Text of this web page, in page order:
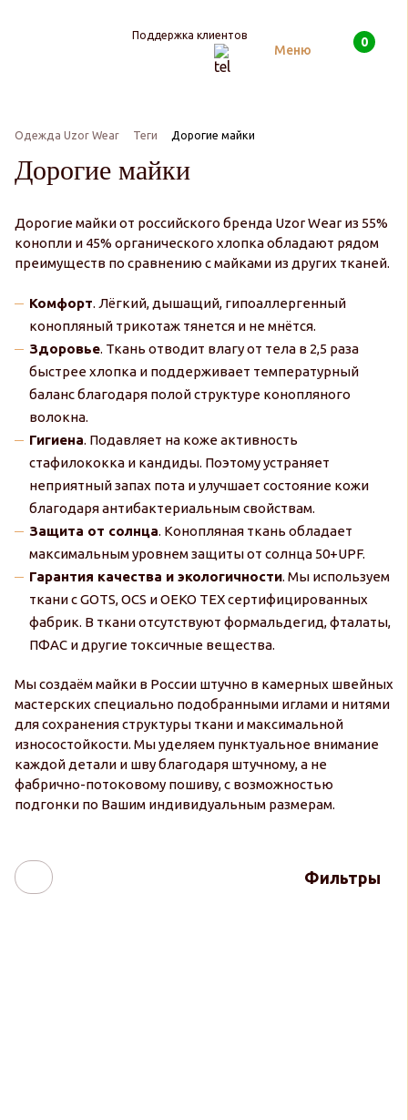
Поддержка клиентов
Меню
Поиск 0
Одежда Uzor Wear Теги Дорогие майки
Дорогие майки
Дорогие майки от российского бренда Uzor Wear из 55%
конопли и 45% органического хлопка обладают рядом
преимуществ по сравнению с майками из других тканей.
Комфорт. Лёгкий, дышащий, гипоаллергенный
конопляный трикотаж тянется и не мнётся.
Здоровье. Ткань отводит влагу от тела в 2,5 раза
быстрее хлопка и поддерживает температурный
баланс благодаря полой структуре конопляного
волокна.
Гигиена. Подавляет на коже активность
стафилококка и кандиды. Поэтому устраняет
неприятный запах пота и улучшает состояние кожи
благодаря антибактериальным свойствам.
Защита от солнца. Конопляная ткань обладает
максимальным уровнем защиты от солнца 50+UPF.
Гарантия качества и экологичности. Мы используем
ткани с GOTS, OCS и OEKO TEX сертифицированных
фабрик. В ткани отсутствуют формальдегид, фталаты,
ПФАС и другие токсичные вещества.
Мы создаём майки в России штучно в камерных швейных
мастерских специально подобранными иглами и нитями
для сохранения структуры ткани и максимальной
износостойкости. Мы уделяем пунктуальное внимание
каждой детали и шву благодаря штучному, а не
фабрично-потоковому пошиву, с возможностью
подгонки по Вашим индивидуальным размерам.
Фильтры